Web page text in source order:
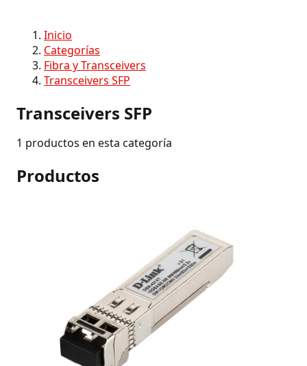
Inicio
Categorías
Fibra y Transceivers
Transceivers SFP
Transceivers SFP
1 productos en esta categoría
Productos